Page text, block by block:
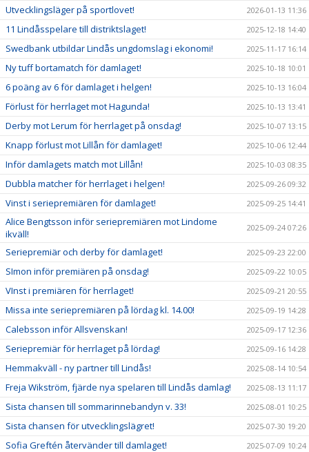
Utvecklingsläger på sportlovet! 2026-01-13 11:36
11 Lindåsspelare till distriktslaget! 2025-12-18 14:40
Swedbank utbildar Lindås ungdomslag i ekonomi! 2025-11-17 16:14
Ny tuff bortamatch för damlaget! 2025-10-18 10:01
6 poäng av 6 för damlaget i helgen! 2025-10-13 16:04
Förlust för herrlaget mot Hagunda! 2025-10-13 13:41
Derby mot Lerum för herrlaget på onsdag! 2025-10-07 13:15
Knapp förlust mot Lillån för damlaget! 2025-10-06 12:44
Inför damlagets match mot Lillån! 2025-10-03 08:35
Dubbla matcher för herrlaget i helgen! 2025-09-26 09:32
Vinst i seriepremiären för damlaget! 2025-09-25 14:41
Alice Bengtsson inför seriepremiären mot Lindome
ikväll!
2025-09-24 07:26
Seriepremiär och derby för damlaget! 2025-09-23 22:00
SImon inför premiären på onsdag! 2025-09-22 10:05
VInst i premiären för herrlaget! 2025-09-21 20:55
Missa inte seriepremiären på lördag kl. 14.00! 2025-09-19 14:28
Calebsson inför Allsvenskan! 2025-09-17 12:36
Seriepremiär för herrlaget på lördag! 2025-09-16 14:28
Hemmakväll - ny partner till Lindås! 2025-08-14 10:54
Freja Wikström, fjärde nya spelaren till Lindås damlag! 2025-08-13 11:17
Sista chansen till sommarinnebandyn v. 33! 2025-08-01 10:25
Sista chansen för utvecklingslägret! 2025-07-30 19:20
Sofia Greftén återvänder till damlaget! 2025-07-09 10:24